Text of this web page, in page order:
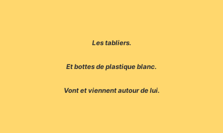
Les tabliers.
Et bottes de plastique blanc.
Vont et viennent autour de lui.